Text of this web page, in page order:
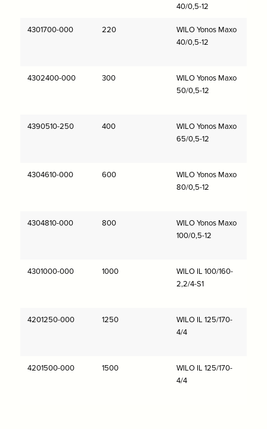
40/0,5-12
4301700-000 220
WILO Yonos Maxo
40/0,5-12
4302400-000 300
WILO Yonos Maxo
50/0,5-12
4390510-250 400
WILO Yonos Maxo
65/0,5-12
4304610-000 600
WILO Yonos Maxo
80/0,5-12
4304810-000 800
WILO Yonos Maxo
100/0,5-12
4301000-000 1000
WILO IL 100/160-
2,2/4-S1
4201250-000 1250
WILO IL 125/170-
4/4
4201500-000 1500
WILO IL 125/170-
4/4